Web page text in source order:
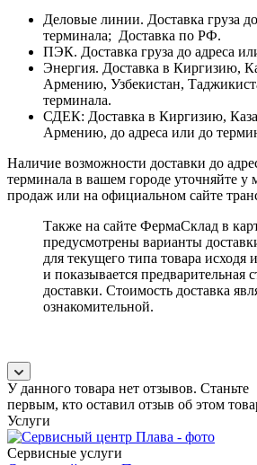
Деловые линии. Доставка груза
терминала; Доставка по РФ.
ПЭК. Доставка груза до адреса
Энергия. Доставка в Киргизию,
Армению, Узбекистан,
терминала.
СДЕК: Доставка в Киргизию,
Армению, до адреса или до
Наличие возможности доставки до
терминала в вашем городе уточняйте у
продаж или на официальном сайте
Также на сайте ФермаСклад в
предусмотрены варианты
для текущего типа товара исходя
и показывается предварительная
доставки. Стоимость доставка
ознакомительной.
У данного товара нет отзывов. Станьте
первым, кто оставил отзыв об этом
Услуги
Сервисные услуги